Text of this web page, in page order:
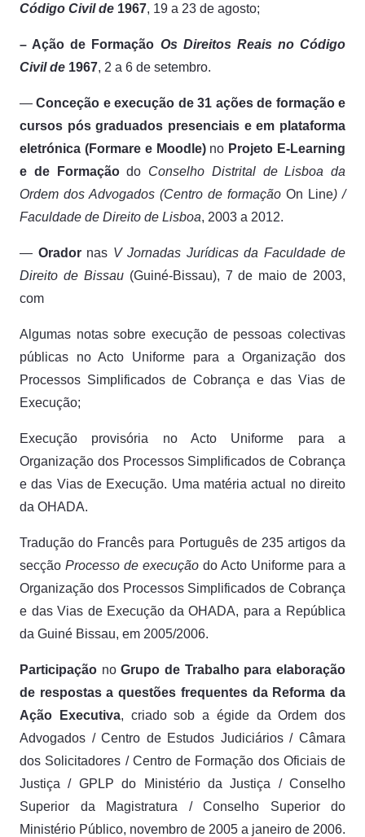
Código Civil de 1967, 19 a 23 de agosto;
– Ação de Formação Os Direitos Reais no Código
Civil de 1967, 2 a 6 de setembro.
—Conceção e execução de 31 ações de formação e
cursos pós graduados presenciais e em plataforma
eletrónica (Formare e Moodle) no Projeto E-Learning
e de Formaçãodo Conselho Distrital de Lisboa da
Ordem dos Advogados (Centro de formação On Line) /
Faculdade de Direito de Lisboa, 2003 a 2012.
— Orador nas V Jornadas Jurídicas da Faculdade de
Direito de Bissau(Guiné-Bissau), 7 de maio de 2003,
com
Algumas notas sobre execução de pessoas colectivas
públicas no Acto Uniforme para a Organização dos
Processos Simplificados de Cobrança e das Vias de
Execução;
Execução provisória no Acto Uniforme para a
Organização dos Processos Simplificados de Cobrança
e das Vias de Execução. Uma matéria actual no direito
da OHADA.
Tradução do Francês para Português de 235 artigos da
secção Processo de execução do Acto Uniforme para a
Organização dos Processos Simplificados de Cobrança
e das Vias de Execução da OHADA, para a República
da Guiné Bissau, em 2005/2006.
Participação noGrupo de Trabalho para elaboração
de respostas a questões frequentes da Reforma da
Ação Executiva, criado sob a égide da Ordem dos
Advogados / Centro de Estudos Judiciários / Câmara
dos Solicitadores / Centro de Formação dos Oficiais de
Justiça / GPLP do Ministério da Justiça / Conselho
Superior da Magistratura / Conselho Superior do
Ministério Público, novembro de 2005 a janeiro de 2006.